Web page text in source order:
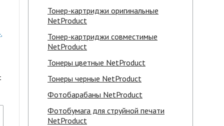
Тонер-картриджи оригинальные
NetProduct
Тонер-картриджи совместимые
NetProduct
Тонеры цветные NetProduct
Тонеры черные NetProduct
Фотобарабаны NetProduct
Фотобумага для струйной печати
NetProduct